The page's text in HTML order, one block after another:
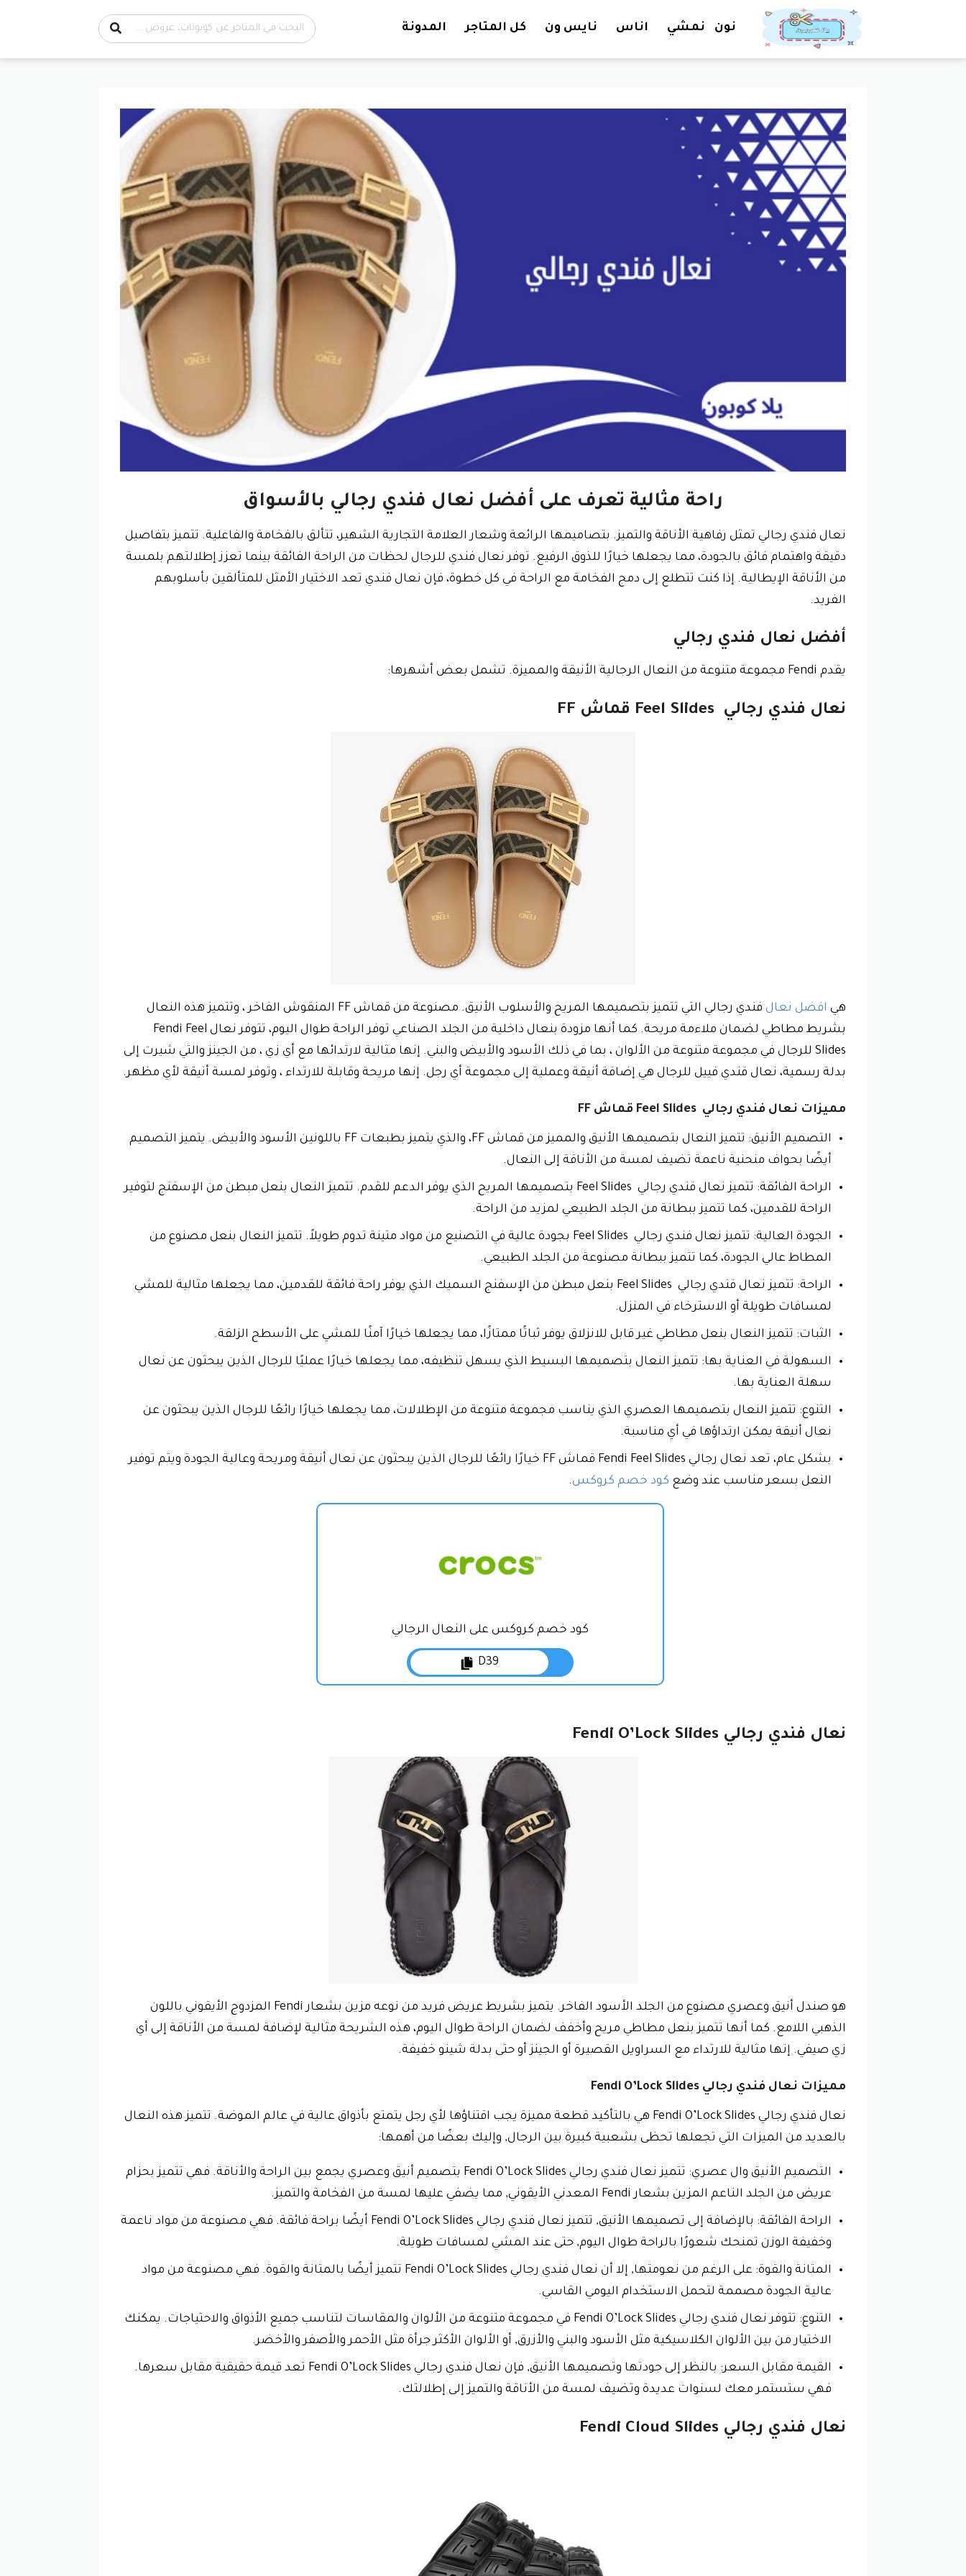
نون نمشي اناس نايس ون كل المتاجر المدونة
راحة مثالية تعرف على أفضل نعال فندي رجالي بالأسواق
نعال فندي رجالي تمثل رفاهية الأناقة والتميز. بتصاميمها الرائعة وشعار العلامة التجارية الشهير، تتألق بالفخامة والفاعلية. تتميز بتفاصيل
دقيقة واهتمام فائق بالجودة، مما يجعلها خيارًا للذوق الرفيع. توفر نعال فندي للرجال لحظات من الراحة الفائقة بينما تعزز إطلالتهم بلمسة
من الأناقة الإيطالية. إذا كنت تتطلع إلى دمج الفخامة مع الراحة في كل خطوة، فإن نعال فندي تعد الاختيار الأمثل للمتألقين بأسلوبهم
الفريد.
أفضل نعال فندي رجالي
يقدم Fendi مجموعة متنوعة من النعال الرجالية الأنيقة والمميزة. تشمل بعض أشهرها:
نعال فندي رجالي Feel Slides قماش FF
هي افضل نعال
فندي رجالي التي تتميز بتصميمها المريح والأسلوب الأنيق. مصنوعة من قماش FF المنقوش الفاخر ، وتتميز هذه النعال
بشريط مطاطي لضمان ملاءمة مريحة. كما أنها مزودة بنعال داخلية من الجلد الصناعي توفر الراحة طوال اليوم، تتوفر نعال Fendi Feel
Slides للرجال في مجموعة متنوعة من الألوان ، بما في ذلك الأسود والأبيض والبني. إنها مثالية لارتدائها مع أي زي ، من الجينز والتي شيرت إلى
بدلة رسمية، نعال فندي فييل للرجال هي إضافة أنيقة وعملية إلى مجموعة أي رجل. إنها مريحة وقابلة للارتداء ، وتوفر لمسة أنيقة لأي مظهر.
مميزات نعال فندي رجالي Feel Slides قماش FF
التصميم الأنيق: تتميز النعال بتصميمها الأنيق والمميز من قماش FF، والذي يتميز بطبعات FF باللونين الأسود والأبيض. يتميز التصميم
أيضًا بحواف منحنية ناعمة تضيف لمسة من الأناقة إلى النعال.
الراحة الفائقة: تتميز نعال فندي رجالي Feel Slides بتصميمها المريح الذي يوفر الدعم للقدم. تتميز النعال بنعل مبطن من الإسفنج لتوفير
الراحة للقدمين، كما تتميز ببطانة من الجلد الطبيعي لمزيد من الراحة.
الجودة العالية: تتميز نعال فندي رجالي Feel Slides بجودة عالية في التصنيع من مواد متينة تدوم طويلاً. تتميز النعال بنعل مصنوع من
المطاط عالي الجودة، كما تتميز ببطانة مصنوعة من الجلد الطبيعي.
الراحة: تتميز نعال فندي رجالي Feel Slides بنعل مبطن من الإسفنج السميك الذي يوفر راحة فائقة للقدمين، مما يجعلها مثالية للمشي
لمسافات طويلة أو الاسترخاء في المنزل.
الثبات: تتميز النعال بنعل مطاطي غير قابل للانزلاق يوفر ثباتًا ممتازًا، مما يجعلها خيارًا آمنًا للمشي على الأسطح الزلقة.
السهولة في العناية بها: تتميز النعال بتصميمها البسيط الذي يسهل تنظيفه، مما يجعلها خيارًا عمليًا للرجال الذين يبحثون عن نعال
سهلة العناية بها.
التنوع: تتميز النعال بتصميمها العصري الذي يناسب مجموعة متنوعة من الإطلالات، مما يجعلها خيارًا رائعًا للرجال الذين يبحثون عن
نعال أنيقة يمكن ارتداؤها في أي مناسبة.
بشكل عام، تعد نعال رجالي Fendi Feel Slides قماش FF خيارًا رائعًا للرجال الذين يبحثون عن نعال أنيقة ومريحة وعالية الجودة ويتم توفير
النعل بسعر مناسب عند وضع كود خصم كروكس.
كود خصم كروكس على النعال الرجالي
D39
نعال فندي رجالي Fendi O’Lock Slides
هو صندل أنيق وعصري مصنوع من الجلد الأسود الفاخر. يتميز بشريط عريض فريد من نوعه مزين بشعار Fendi المزدوج الأيقوني باللون
الذهبي اللامع. كما أنها تتميز بنعل مطاطي مريح وأخفف لضمان الراحة طوال اليوم، هذه الشريحة مثالية لإضافة لمسة من الأناقة إلى أي
زي صيفي. إنها مثالية للارتداء مع السراويل القصيرة أو الجينز أو حتى بدلة شينو خفيفة.
مميزات نعال فندي رجالي Fendi O’Lock Slides
نعال فندي رجالي Fendi O’Lock Slides هي بالتأكيد قطعة مميزة يجب اقتناؤها لأي رجل يتمتع بأذواق عالية في عالم الموضة. تتميز هذه النعال
بالعديد من الميزات التي تجعلها تحظى بشعبية كبيرة بين الرجال, وإليك بعضًا من أهمها:
التصميم الأنيق وال عصري: تتميز نعال فندي رجالي Fendi O’Lock Slides بتصميم أنيق وعصري يجمع بين الراحة والأناقة. فهي تتميز بحزام
عريض من الجلد الناعم المزين بشعار Fendi المعدني الأيقوني, مما يضفي عليها لمسة من الفخامة والتميز.
الراحة الفائقة: بالإضافة إلى تصميمها الأنيق, تتميز نعال فندي رجالي Fendi O’Lock Slides أيضًا براحة فائقة. فهي مصنوعة من مواد ناعمة
وخفيفة الوزن تمنحك شعورًا بالراحة طوال اليوم, حتى عند المشي لمسافات طويلة.
المتانة والقوة: على الرغم من نعومتها, إلا أن نعال فندي رجالي Fendi O’Lock Slides تتميز أيضًا بالمتانة والقوة. فهي مصنوعة من مواد
عالية الجودة مصممة لتحمل الاستخدام اليومي القاسي.
التنوع: تتوفر نعال فندي رجالي Fendi O’Lock Slides في مجموعة متنوعة من الألوان والمقاسات لتناسب جميع الأذواق والاحتياجات. يمكنك
الاختيار من بين الألوان الكلاسيكية مثل الأسود والبني والأزرق, أو الألوان الأكثر جرأة مثل الأحمر والأصفر والأخضر.
القيمة مقابل السعر: بالنظر إلى جودتها وتصميمها الأنيق, فإن نعال فندي رجالي Fendi O’Lock Slides تعد قيمة حقيقية مقابل سعرها.
فهي ستستمر معك لسنوات عديدة وتضيف لمسة من الأناقة والتميز إلى إطلالتك.
نعال فندي رجالي Fendi Cloud Slides